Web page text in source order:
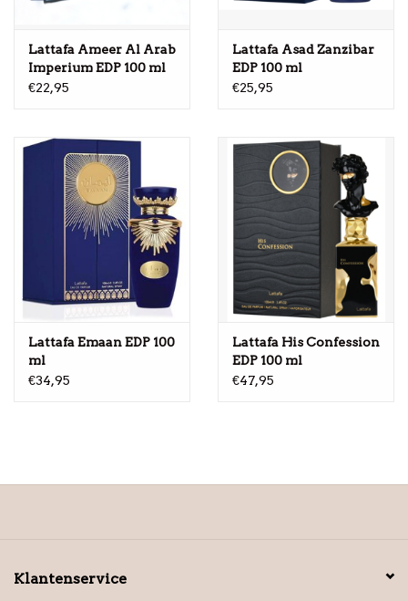
Lattafa Ameer Al Arab
Imperium EDP 100 ml
€22,95
Lattafa Asad Zanzibar
EDP 100 ml
€25,95
Lattafa Emaan EDP 100
ml
€34,95
Lattafa His Confession
EDP 100 ml
€47,95
Klantenservice